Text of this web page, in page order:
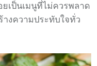
เป็นเมนูที่ไม่ควรพลาด
งความประทับใจทั่ว